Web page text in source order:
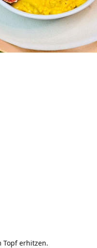
Topf erhitzen.